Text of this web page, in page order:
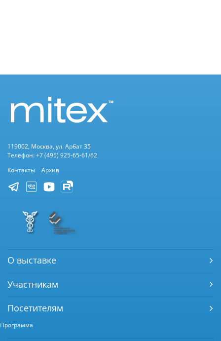
119002, Москва, ул. Арбат 35
Телефон: +7 (495) 925-65-61/62
Контакты
Архив
О выставке
Участникам
Посетителям
Программа